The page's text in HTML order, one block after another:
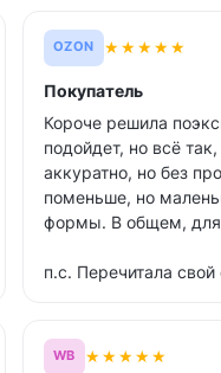
OZON ★★★★★
Покупатель
Короче решила
подойдет, но всё
аккуратно, но без
поменьше, но
формы. В общем, для
п.с. Перечитала
WB ★★★★★